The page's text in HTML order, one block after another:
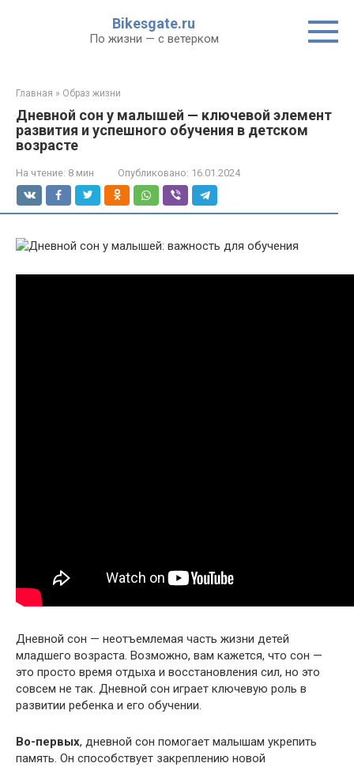
Bikesgate.ru
По жизни — с ветерком
Главная » Образ жизни
Дневной сон у малышей — ключевой элемент
развития и успешного обучения в детском
возрасте
На чтение: 8 мин Опубликовано: 16.01.2024
Дневной сон — неотъемлемая часть жизни детей
младшего возраста. Возможно, вам кажется, что сон —
это просто время отдыха и восстановления сил, но это
совсем не так. Дневной сон играет ключевую роль в
развитии ребенка и его обучении.
Во-первых, дневной сон помогает малышам укрепить
память. Он способствует закреплению новой